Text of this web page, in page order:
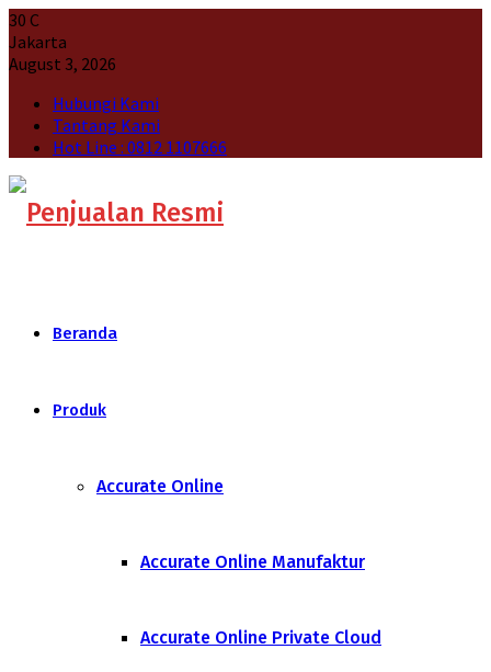
30 C
Jakarta
August 3, 2026
Hubungi Kami
Tantang Kami
Hot Line : 0812 1107666
Beranda
Produk
Accurate Online
Accurate Online Manufaktur
Accurate Online Private Cloud